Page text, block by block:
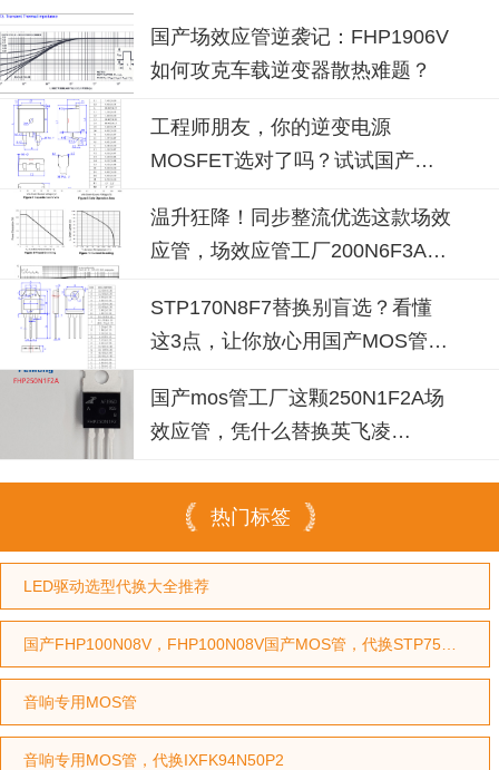
国产场效应管逆袭记：FHP1906V
如何攻克车载逆变器散热难题？
工程师朋友，你的逆变电源
MOSFET选对了吗？试试国产
温升狂降！同步整流优选这款场效
应管，场效应管工厂200N6F3A可
STP170N8F7替换别盲选？看懂
这3点，让你放心用国产MOS管替
国产mos管工厂这颗250N1F2A场
效应管，凭什么替换英飞凌
热门标签
LED驱动选型代换大全推荐
音响专用MOS管
音响专用MOS管，代换IXFK94N50P2